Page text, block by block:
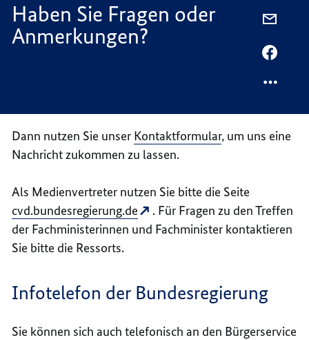
Haben Sie Fragen oder
Anmerkungen?
ODER
Dann nutzen Sie unser Kontaktformular, um uns eine
Nachricht zukommen zu lassen.
Als Medienvertreter nutzen Sie bitte die Seite
cvd.bundesregierung.de
. Für Fragen zu den Treffen
der Fachministerinnen und Fachminister kontaktieren
Sie bitte die Ressorts.
Infotelefon der Bundesregierung
Sie können sich auch telefonisch an den Bürgerservice